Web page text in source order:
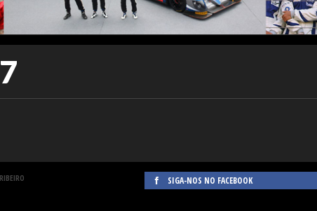
SIGA-NOS NO FACEBOOK